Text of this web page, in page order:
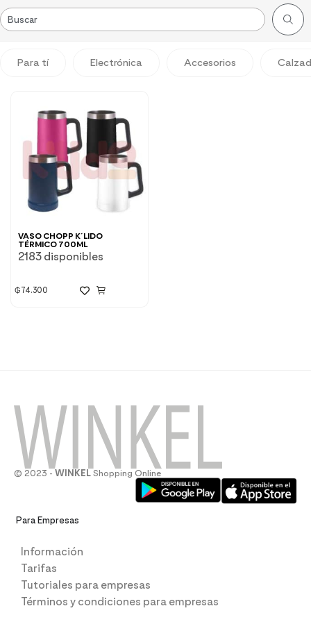
Para tí Electrónica Accesorios
VASO CHOPP K´LIDO
TÉRMICO 700ML
2183 disponibles
₲ 74.300
© 2023 - WINKEL Shopping Online
Para Empresas
Información
Tarifas
Tutoriales para empresas
Términos y condiciones para empresas